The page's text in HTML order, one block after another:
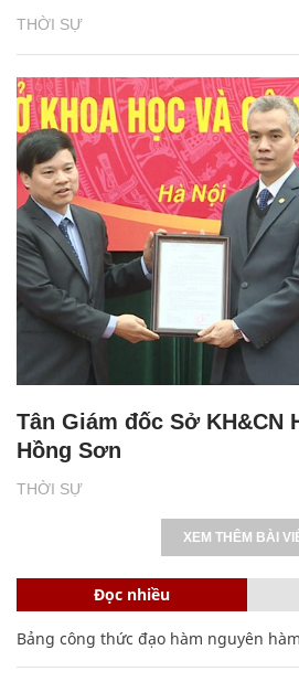
THỜI SỰ
THỜI SỰ
Tân Giám đốc Sở KH&CN
Hồng Sơn
XEM THÊM BÀI
Đọc nhiều
Bảng công thức đạo hàm nguyên